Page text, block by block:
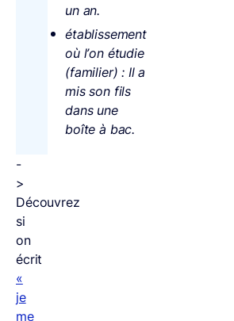
un an.
établissement
où l’on étudie
(familier) : Il a
mis son fils
dans une
boîte à bac.
-
>
Découvrez
si
on
écrit
«
je
me